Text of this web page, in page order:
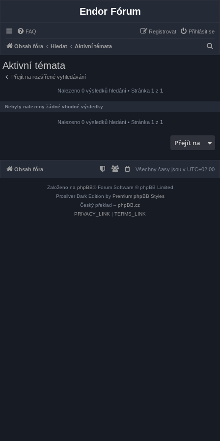
Endor Fórum
FAQ Přihlásit se
Registrovat
Obsah fóra Hledat Aktivní témata
Aktivní témata
Přejít na rozšířené vyhledávání
Nalezeno 0 výsledků hledání • Stránka 1 z 1
Nebyly nalezeny žádné vhodné výsledky.
Nalezeno 0 výsledků hledání • Stránka 1 z 1
Přejít na
Obsah fóra Všechny časy jsou v UTC+02:00
Založeno na phpBB® Forum Software © phpBB Limited
Prosilver Dark Edition by Premium phpBB Styles
Český překlad – phpBB.cz
PRIVACY_LINK | TERMS_LINK